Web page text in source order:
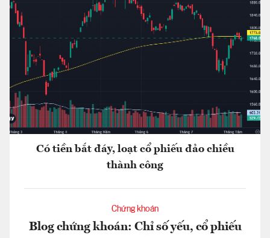
Có tiền bắt đáy, loạt cổ phiếu đảo chiều
thành công
Chứng khoán
Blog chứng khoán: Chỉ số yếu, cổ phiếu